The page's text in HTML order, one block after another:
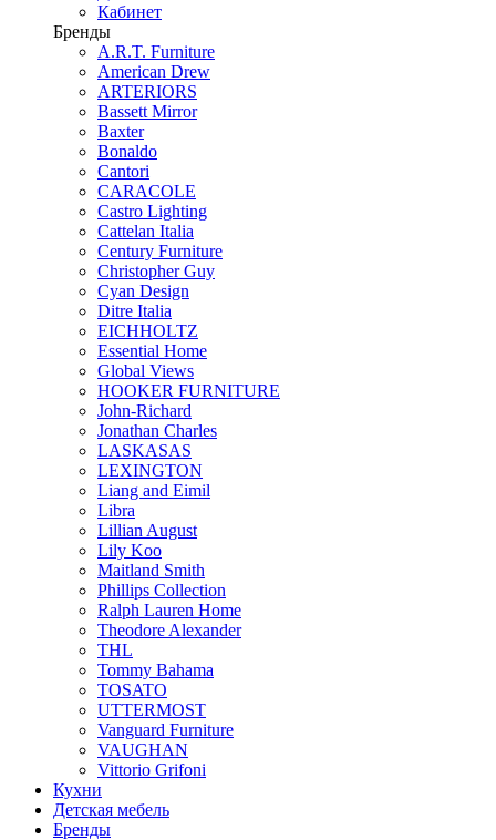
Кабинет
Бренды
A.R.T. Furniture
American Drew
ARTERIORS
Bassett Mirror
Baxter
Bonaldo
Cantori
CARACOLE
Castro Lighting
Cattelan Italia
Century Furniture
Christopher Guy
Cyan Design
Ditre Italia
EICHHOLTZ
Essential Home
Global Views
HOOKER FURNITURE
John-Richard
Jonathan Charles
LASKASAS
LEXINGTON
Liang and Eimil
Libra
Lillian August
Lily Koo
Maitland Smith
Phillips Collection
Ralph Lauren Home
Theodore Alexander
THL
Tommy Bahama
TOSATO
UTTERMOST
Vanguard Furniture
VAUGHAN
Vittorio Grifoni
Кухни
Детская мебель
Бренды